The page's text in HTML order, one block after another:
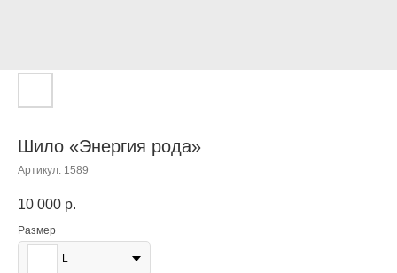
Шило «Энергия рода»
Артикул: 1589
10 000 р.
Размер
L